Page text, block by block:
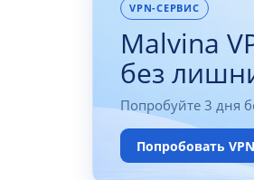
VPN-СЕРВИС
Malvina
без
Попробуйте 3 дня
Попробовать VPN